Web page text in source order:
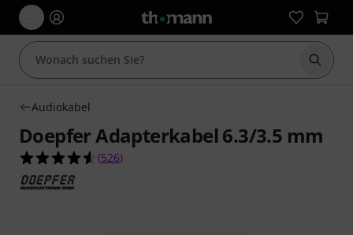
Suche
Audiokabel
Doepfer Adapterkabel 6.3/3.5 mm
4.5 von 5 Sternen aus 526 Kundenbewertungen
(526)